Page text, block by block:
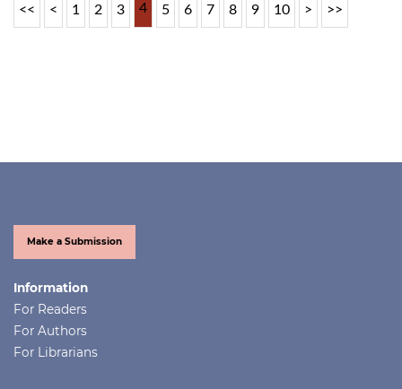
<< < 1 2 3 4 5 6 7 8 9 10 > >>
Make a Submission
Information
For Readers
For Authors
For Librarians